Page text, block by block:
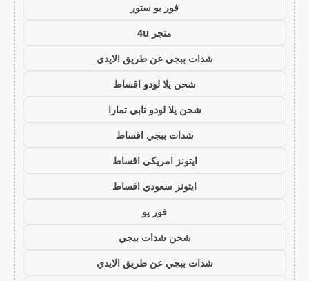
فور يو ستور
متجر 4u
شدات ببجي عن طريق الايدي
شحن يلا لودو اقساط
شحن يلا لودو تابي تمارا
شدات ببجي اقساط
ايتونز امريكي اقساط
ايتونز سعودي اقساط
فور يو
شحن شدات ببجي
شدات ببجي عن طريق الايدي